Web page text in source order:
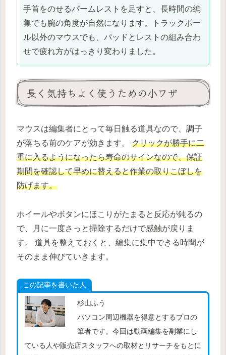
手首をのせるパームレストを足すと、長時間の編
集でも腕の角度が自然になります。トラックボー
ル以外のマウスでも、パッドとレストの組み合わ
せで疲れ方がはっきり変わりました。
長く気持ちよく使うための小ワザ
マウスは編集者にとって毎日触る道具なので、調子
が落ちる前のケアが効きます。 クリックが勝手に二
重に入るようになったら寿命のサインなので、保証
期間を確認して早めに替えると作業の取りこぼしを
防げます。
ホイールやボタンにほこりがたまると反応が鈍るの
で、月に一度さっと掃除するだけで感触が戻りま
す。 道具を整えておくと、編集に集中できる時間が
そのまま伸びていきます。
この記事を書いた人
杉山ふう
パソコン周辺機器を得意とするプロの
筆者です。今回は動画編集を副業にし
ている人や販売店スタッフへの取材とリサーチをもとに